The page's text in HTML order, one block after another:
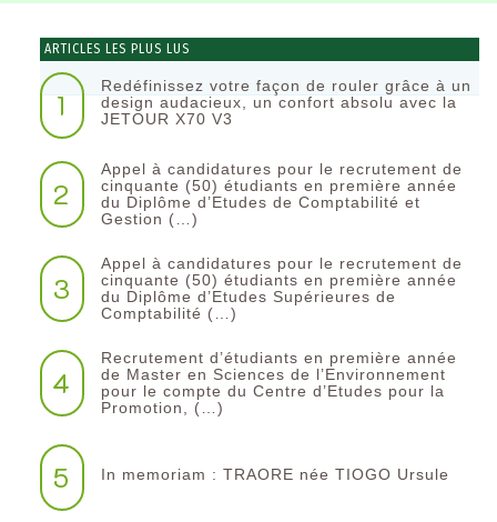
ARTICLES LES PLUS LUS
1
Redéfinissez votre façon de rouler grâce à un
design audacieux, un confort absolu avec la
JETOUR X70 V3
2
Appel à candidatures pour le recrutement de
cinquante (50) étudiants en première année
du Diplôme d’Etudes de Comptabilité et
Gestion (…)
3
Appel à candidatures pour le recrutement de
cinquante (50) étudiants en première année
du Diplôme d’Etudes Supérieures de
Comptabilité (…)
4
Recrutement d’étudiants en première année
de Master en Sciences de l’Environnement
pour le compte du Centre d’Etudes pour la
Promotion, (…)
5 In memoriam : TRAORE née TIOGO Ursule